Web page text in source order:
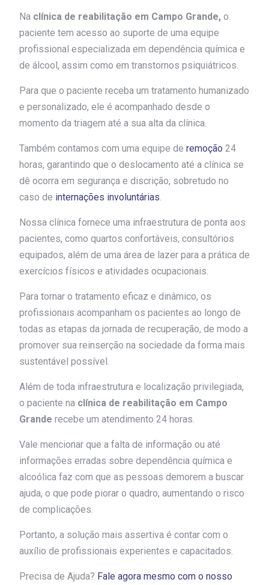
Na clínica de reabilitação em Campo Grande, o
paciente tem acesso ao suporte de uma equipe
profissional especializada em dependência química e
de álcool, assim como em transtornos psiquiátricos.
Para que o paciente receba um tratamento humanizado
e personalizado, ele é acompanhado desde o
momento da triagem até a sua alta da clínica.
Também contamos com uma equipe de remoção 24
horas, garantindo que o deslocamento até a clínica se
dê ocorra em segurança e discrição, sobretudo no
caso de internações involuntárias.
Nossa clínica fornece uma infraestrutura de ponta aos
pacientes, como quartos confortáveis, consultórios
equipados, além de uma área de lazer para a prática de
exercícios físicos e atividades ocupacionais.
Para tornar o tratamento eficaz e dinâmico, os
profissionais acompanham os pacientes ao longo de
todas as etapas da jornada de recuperação, de modo a
promover sua reinserção na sociedade da forma mais
sustentável possível.
Além de toda infraestrutura e localização privilegiada,
o paciente na clínica de reabilitação em Campo
Grande recebe um atendimento 24 horas.
Vale mencionar que a falta de informação ou até
informações erradas sobre dependência química e
alcoólica faz com que as pessoas demorem a buscar
ajuda, o que pode piorar o quadro, aumentando o risco
de complicações.
Portanto, a solução mais assertiva é contar com o
auxílio de profissionais experientes e capacitados.
Precisa de Ajuda? Fale agora mesmo com o nosso